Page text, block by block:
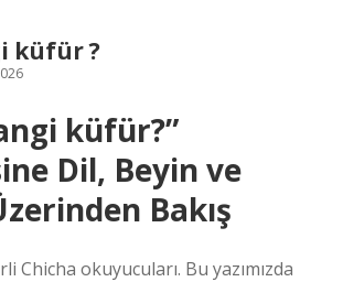
küfür ?
küfür?”
Dil, Beyin ve
Bakış
Chicha okuyucuları. Bu yazımızda